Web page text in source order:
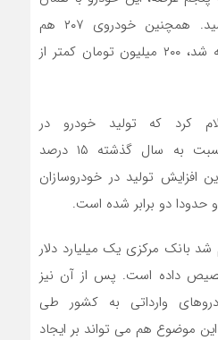
قیمت پایه به فروش رسید. همچنین خودروی ۲۰۷ هم
هنگامی که در بورس عرضه شد، ۲۰۰ میلیون تومان کمتر از
کرد که تولید خودرو در
خودروسازی‌های دولتی نسبت به سال گذشته ۱۵ درصد
افزایش تولید در خودروسازان
حدودا دو برابر شده است.
شد بانک مرکزی یک میلیارد دلار
داده است. پس از آن نیز
وارداتی به کشور طی
موضوع هم می تواند بر ایجاد